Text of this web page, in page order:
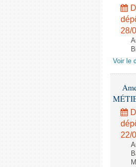
28/
Voir le
22/